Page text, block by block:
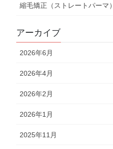
縮毛矯正（ストレートパーマ）
アーカイブ
2026年6月
2026年4月
2026年2月
2026年1月
2025年11月